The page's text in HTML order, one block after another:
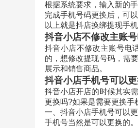
根据系统要求，输入新的
完成手机号码更换后，可
以上就是抖店换绑提现手
抖音小店不修改主账
抖音小店不修改主账号电
的，想修改提现号码，需
展示和销售商品。
抖音小店手机号可以
抖音小店开店的时候其实
更换吗?如果是需要更换手
一、抖音小店手机号可以
手机号当然是可以更换的。